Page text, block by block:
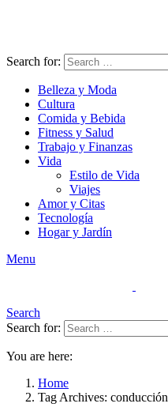
Search for:
Belleza y Moda
Cultura
Comida y Bebida
Fitness y Salud
Trabajo y Finanzas
Vida
Estilo de Vida
Viajes
Amor y Citas
Tecnología
Hogar y Jardín
Menu
Search
Search for:
You are here:
Home
Tag Archives: conducción